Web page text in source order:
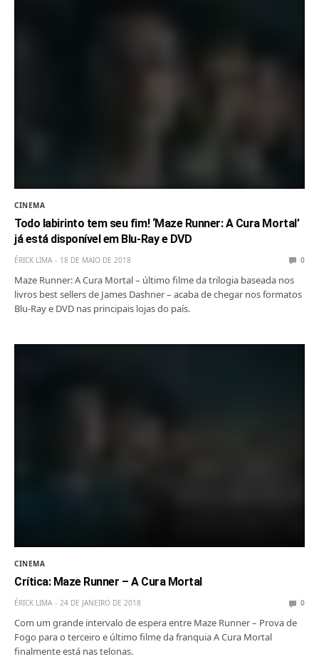
CINEMA
Todo labirinto tem seu fim! ‘Maze Runner: A Cura Mortal’
já está disponível em Blu-Ray e DVD
ÉRICK LIMA 18 DE MAIO DE 2018 0
Maze Runner: A Cura Mortal – último filme da trilogia baseada nos
livros best sellers de James Dashner – acaba de chegar nos formatos
Blu-Ray e DVD nas principais lojas do país.
CINEMA
Crítica: Maze Runner – A Cura Mortal
ÉRICK LIMA 24 DE JANEIRO DE 2018 0
Com um grande intervalo de espera entre Maze Runner – Prova de
Fogo para o terceiro e último filme da franquia A Cura Mortal
finalmente está nas telonas.